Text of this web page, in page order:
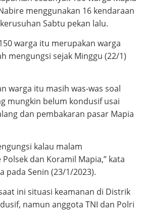
menggunakan 16 kendaraan
Sabtu pekan lalu.
warga itu merupakan warga
mengungsi sejak Minggu (22/1)
warga itu masih was-was soal
mungkin belum kondusif usai
dan pembakaran pasar Mapia
kalau malam
dan Koramil Mapia,” kata
pada Senin (23/1/2023).
ini situasi keamanan di Distrik
namun anggota TNI dan Polri